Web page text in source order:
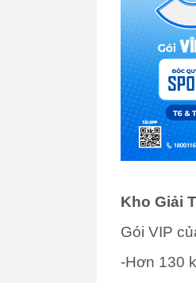
Kho Giải
Gói VIP
-Hơn 130